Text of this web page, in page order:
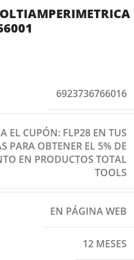
6923736766016
EL CUPÓN: FLP28 EN TUS
PARA OBTENER EL 5% DE
EN PRODUCTOS TOTAL
TOOLS
EN PÁGINA WEB
12 MESES